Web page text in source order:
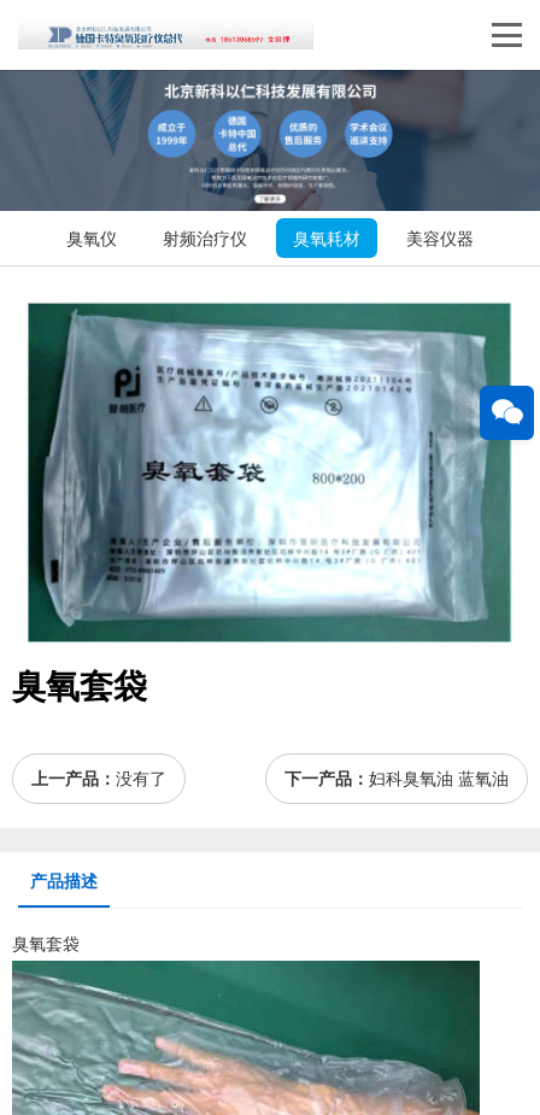
臭氧仪 射频治疗仪 臭氧耗材 美容仪器
臭氧套袋
上一产品： 没有了 下一产品： 妇科臭氧油 蓝氧油
产品描述
臭氧套袋